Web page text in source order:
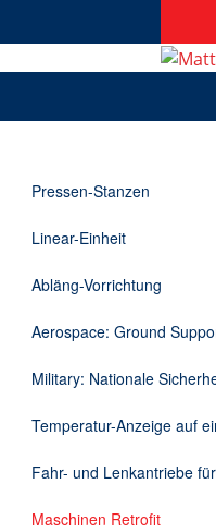
Applikationen
Informationen
Downloads
Kontakt
Pressen-Stanzen
Linear-Einheit
Abläng-Vorrichtung
Aerospace: Ground
Military: Nationale
Temperatur-Anzeige auf
Fahr- und Lenkantriebe
Maschinen Retrofit